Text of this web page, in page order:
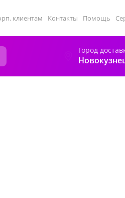
клиентам Контакты Помощь
Город